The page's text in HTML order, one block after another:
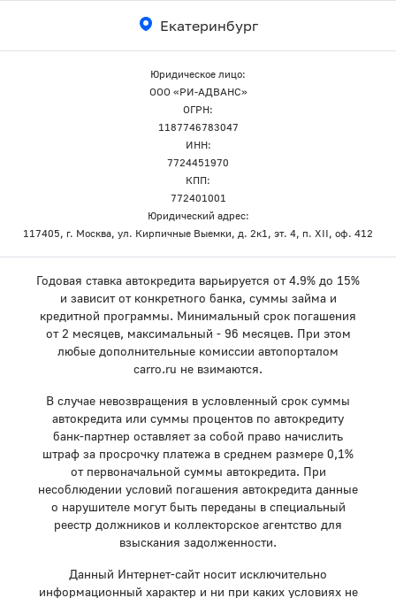
Екатеринбург
Юридическое лицо:
ООО «РИ-АДВАНС»
ОГРН:
1187746783047
ИНН:
7724451970
КПП:
772401001
Юридический адрес:
117405, г. Москва, ул. Кирпичные Выемки, д. 2к1, эт. 4, п. XII, оф. 412
Годовая ставка автокредита варьируется от 4.9% до 15%
и зависит от конкретного банка, суммы займа и
кредитной программы. Минимальный срок погашения
от 2 месяцев, максимальный - 96 месяцев. При этом
любые дополнительные комиссии автопорталом
carro.ru не взимаются.
В случае невозвращения в условленный срок суммы
автокредита или суммы процентов по автокредиту
банк-партнер оставляет за собой право начислить
штраф за просрочку платежа в среднем размере 0,1%
от первоначальной суммы автокредита. При
несоблюдении условий погашения автокредита данные
о нарушителе могут быть переданы в специальный
реестр должников и коллекторское агентство для
взыскания задолженности.
Данный Интернет-сайт носит исключительно
информационный характер и ни при каких условиях не